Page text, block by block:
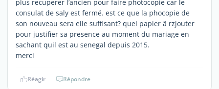
plus recuperer l’ancien pour faire photocopie car le
consulat de saly est fermé. est ce que la phocopie de
son nouveau sera elle suffisant? quel papier â rzjouter
pour justifier sa presence au moment du mariage en
sachant quil est au senegal depuis 2015.
merci
Réagir Répondre